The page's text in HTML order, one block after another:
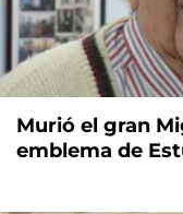
Murió el gran
emblema de